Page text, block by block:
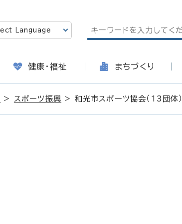
健康・福祉 まちづくり
> スポーツ振興 > 和光市スポーツ協会（13団体）